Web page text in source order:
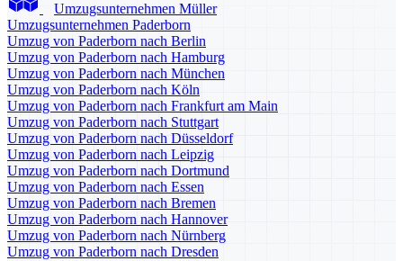
Umzugsunternehmen Müller
Umzugsunternehmen Paderborn
Umzug von Paderborn nach Berlin
Umzug von Paderborn nach Hamburg
Umzug von Paderborn nach München
Umzug von Paderborn nach Köln
Umzug von Paderborn nach Frankfurt am Main
Umzug von Paderborn nach Stuttgart
Umzug von Paderborn nach Düsseldorf
Umzug von Paderborn nach Leipzig
Umzug von Paderborn nach Dortmund
Umzug von Paderborn nach Essen
Umzug von Paderborn nach Bremen
Umzug von Paderborn nach Hannover
Umzug von Paderborn nach Nürnberg
Umzug von Paderborn nach Dresden